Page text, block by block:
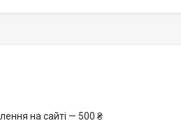
на сайті — 500 ₴